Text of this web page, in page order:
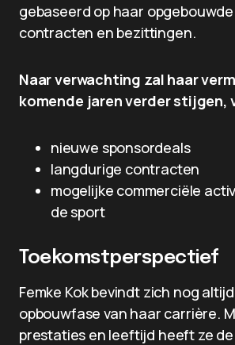
gebaseerd op haar
contracten en bezittingen.
Naar verwachting zal haar
komende jaren verder stijgen,
nieuwe sponsordeals
langdurige contracten
mogelijke commerciële
de sport
Toekomstperspectief
Femke Kok bevindt zich nog
opbouwfase van haar carrière.
prestaties en leeftijd heeft ze